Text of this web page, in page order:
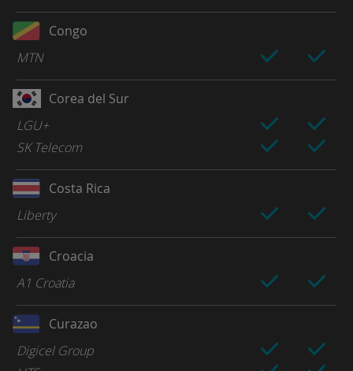
Congo
MTN
Corea del Sur
LGU+
SK Telecom
Costa Rica
Liberty
Croacia
A1 Croatia
Curazao
Digicel Group